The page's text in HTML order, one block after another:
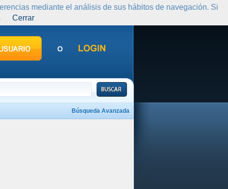
Búsqueda Avanzada
mediante el análisis de sus hábitos de navegación. Si
Cerrar